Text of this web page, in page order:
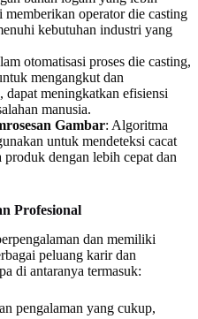
operator die casting
kebutuhan industri yang
otomatisasi proses die casting,
mengangkut dan
dapat meningkatkan efisiensi
manusia.
Gambar: Algoritma
untuk mendeteksi cacat
produk dengan lebih cepat dan
Profesional
dan memiliki
peluang karir dan
di antaranya termasuk:
pengalaman yang cukup,